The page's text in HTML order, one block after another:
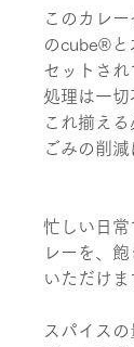
このカレ
のcube®と
セットさ
処理は一
これ揃え
ごみの削減
忙しい日常
レーを、
いただけま
スパイス